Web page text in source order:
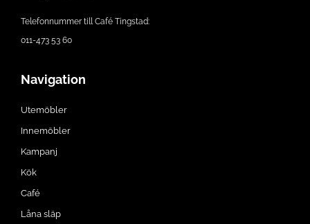
Telefonnummer till Café Tingstad:
011-473 53 60
Navigation
Utemöbler
Innemöbler
Kampanj
Kök
Café
Låna släp